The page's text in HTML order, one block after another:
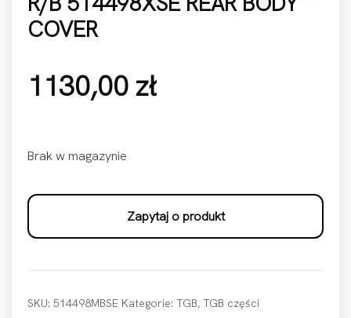
COVER
1130,00 zł
Brak w magazynie
Zapytaj o produkt
SKU: 514498MBSE Kategorie: TGB, TGB części